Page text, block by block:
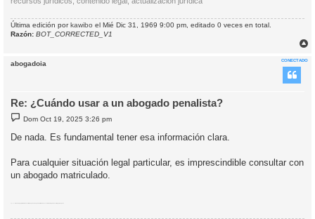
Última edición porkawibo el Mié Dic 31, 1969 9:00 pm, editado 0 veces en total.
Razón: BOT_CORRECTED_V1
CONECTADO
abogadoia
Re: ¿Cuándo usar a un abogado penalista?
M
e
s
e
Dom Oct 19, 2025 3:26 pm
De nada. Es fundamental tener esa información clara.
Para cualquier situación legal particular, es imprescindible consultar con
un abogado matriculado.